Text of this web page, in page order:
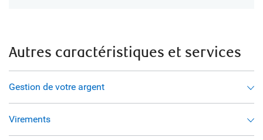
Autres caractéristiques et services
Gestion de votre argent
Virements